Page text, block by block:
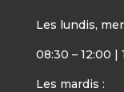
Les lundis,
08:30 – 12:00 |
Les mardis :